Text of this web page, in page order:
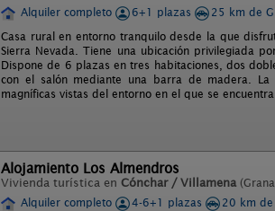
Alquiler completo
6+1 plazas
25 km de
Casa rural en entorno tranquilo desde la que
Sierra Nevada. Tiene una ubicación privilegiada
Dispone de 6 plazas en tres habitaciones, dos
con el salón mediante una barra de madera.
magníficas vistas del entorno en el que se encuentra
Alojamiento Los Almendros
Vivienda turística en Cónchar / Villamena
Alquiler completo
4-6+1 plazas
20 km de